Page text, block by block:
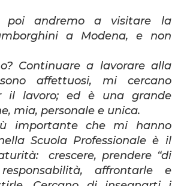
poi andremo a visitare la
a Modena, e non
Continuare a lavorare alla
sono affettuosi, mi cercano
il lavoro; ed è una grande
mia, personale e unica.
importante che mi hanno
Scuola Professionale è il
crescere, prendere “di
affrontarle e